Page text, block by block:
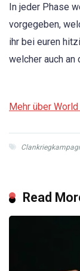
In jeder Phase
vorgegeben,
ihr bei euren
welcher auch
Mehr über
Read